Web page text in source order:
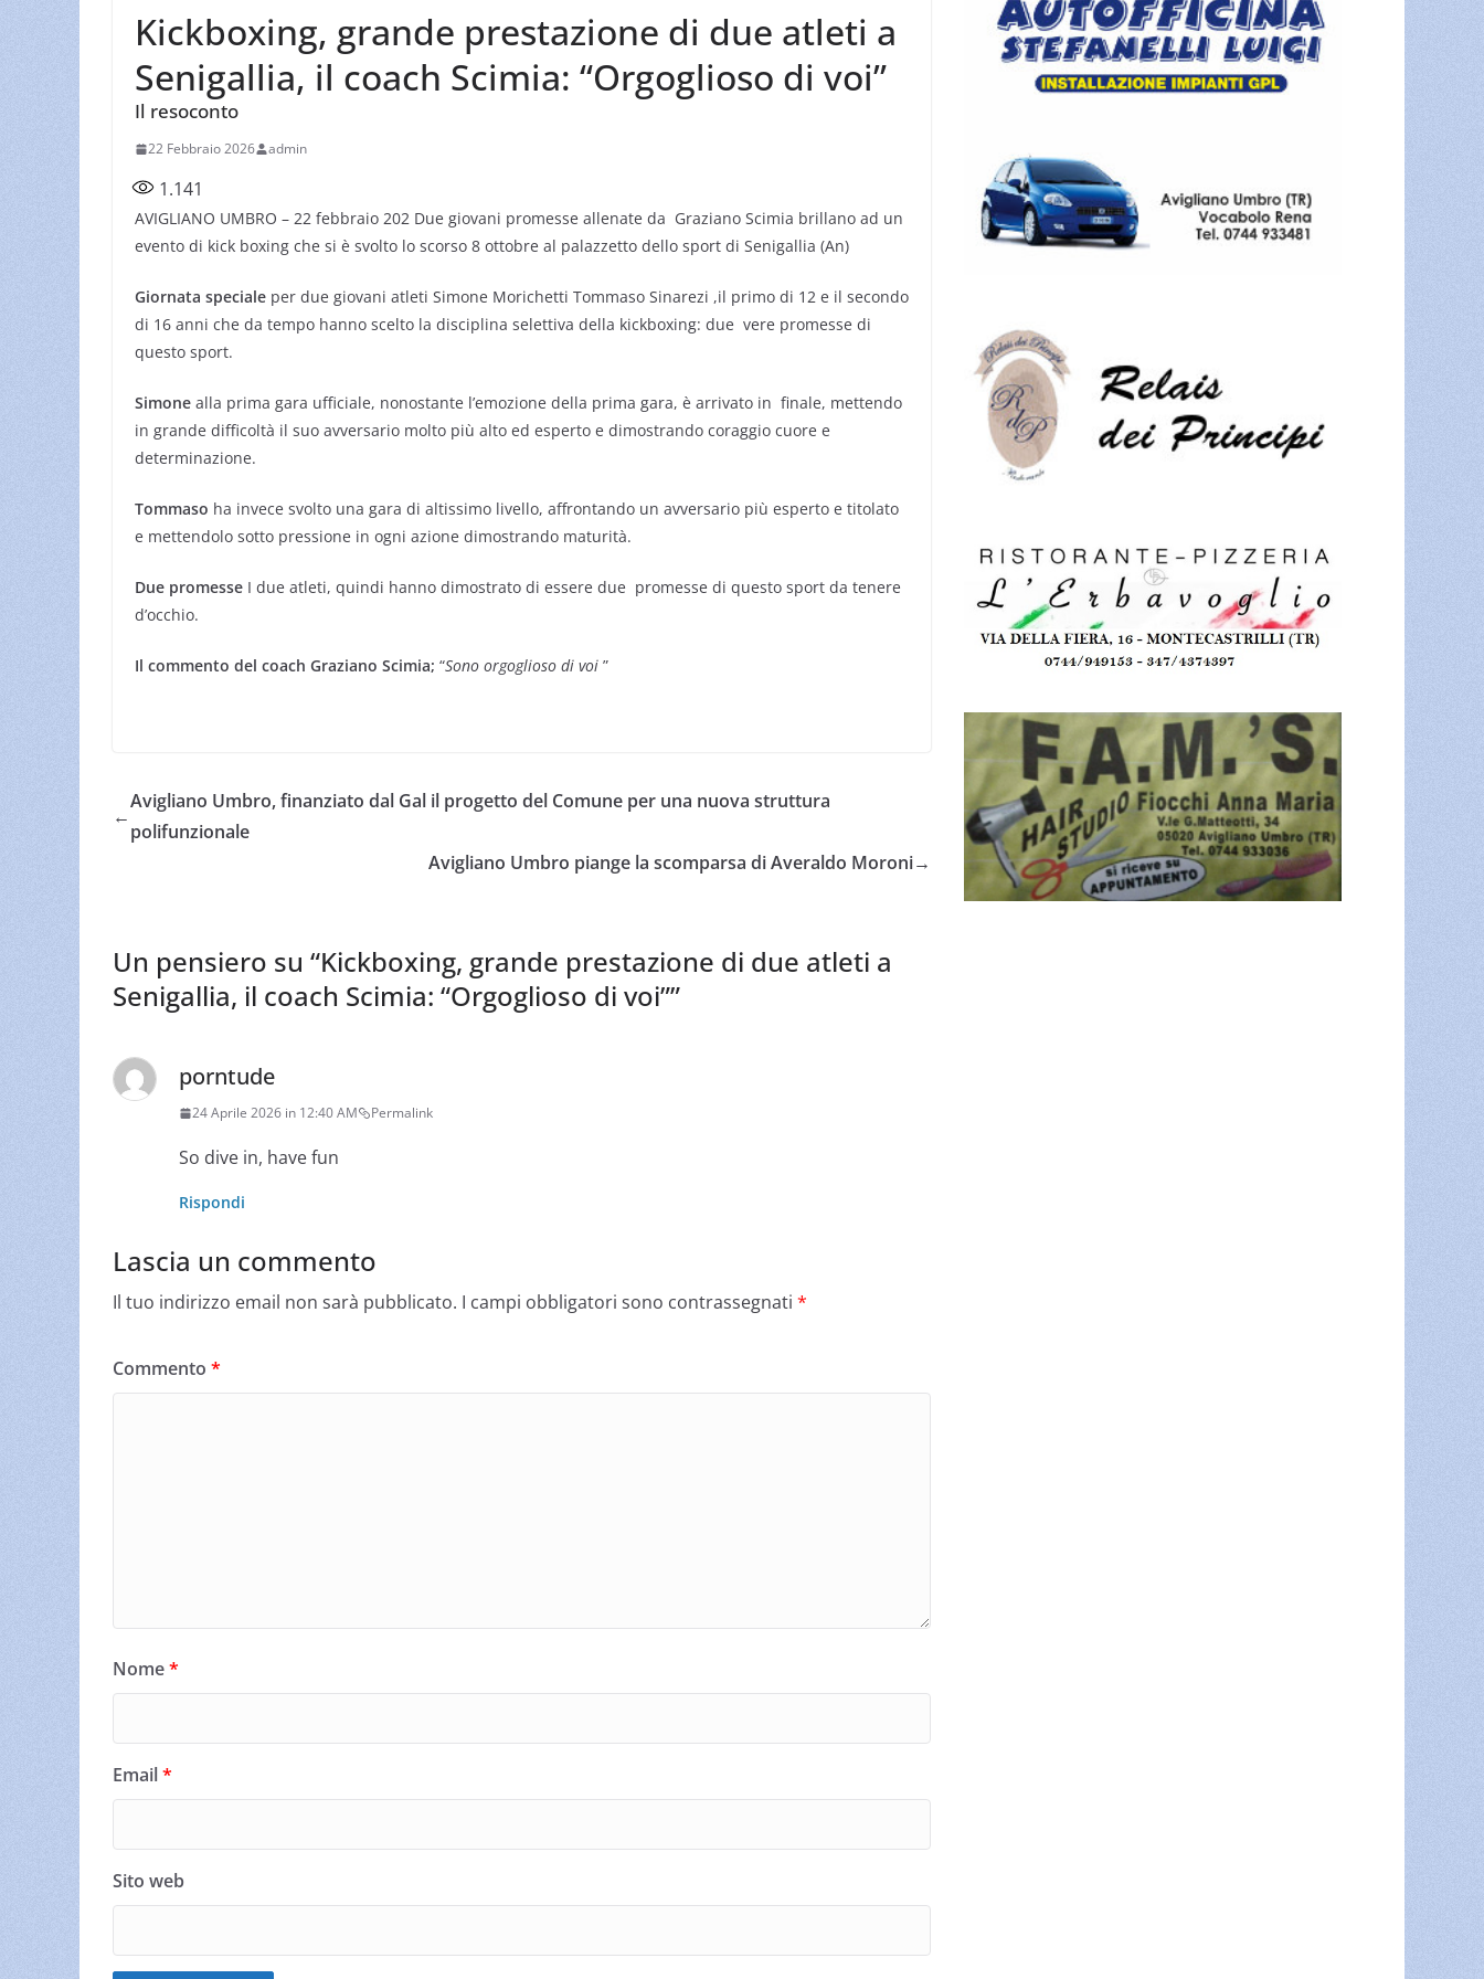
Kickboxing, grande prestazione di due atleti a
Senigallia, il coach Scimia: “Orgoglioso di voi”
Il resoconto
22 Febbraio 2026 admin
1.141
AVIGLIANO UMBRO – 22 febbraio 202 Due giovani promesse allenate da Graziano Scimia brillano ad un
evento di kick boxing che si è svolto lo scorso 8 ottobre al palazzetto dello sport di Senigallia (An)
Giornata speciale per due giovani atleti Simone Morichetti Tommaso Sinarezi ,il primo di 12 e il secondo
di 16 anni che da tempo hanno scelto la disciplina selettiva della kickboxing: due vere promesse di
questo sport.
Simone alla prima gara ufficiale, nonostante l’emozione della prima gara, è arrivato in finale, mettendo
in grande difficoltà il suo avversario molto più alto ed esperto e dimostrando coraggio cuore e
determinazione.
Tommaso ha invece svolto una gara di altissimo livello, affrontando un avversario più esperto e titolato
e mettendolo sotto pressione in ogni azione dimostrando maturità.
Due promesse I due atleti, quindi hanno dimostrato di essere due promesse di questo sport da tenere
d’occhio.
Il commento del coach Graziano Scimia; “Sono orgoglioso di voi ”
←
Avigliano Umbro, finanziato dal Gal il progetto del Comune per una nuova struttura
polifunzionale
Avigliano Umbro piange la scomparsa di Averaldo Moroni→
Un pensiero su “Kickboxing, grande prestazione di due atleti a
Senigallia, il coach Scimia: “Orgoglioso di voi””
porntude
24 Aprile 2026 in 12:40 AM Permalink
So dive in, have fun
Rispondi
Lascia un commento
Il tuo indirizzo email non sarà pubblicato. I campi obbligatori sono contrassegnati *
Commento *
Nome*
Email*
Sito web